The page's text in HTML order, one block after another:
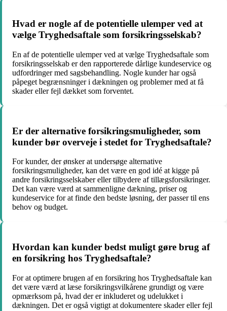
Hvad er nogle af de potentielle ulemper ved at
vælge Tryghedsaftale som forsikringsselskab?
En af de potentielle ulemper ved at vælge Tryghedsaftale som
forsikringsselskab er den rapporterede dårlige kundeservice og
udfordringer med sagsbehandling. Nogle kunder har også
påpeget begrænsninger i dækningen og problemer med at få
skader eller fejl dækket som forventet.
Er der alternative forsikringsmuligheder, som
kunder bør overveje i stedet for Tryghedsaftale?
For kunder, der ønsker at undersøge alternative
forsikringsmuligheder, kan det være en god idé at kigge på
andre forsikringsselskaber eller tilbydere af tillægsforsikringer.
Det kan være værd at sammenligne dækning, priser og
kundeservice for at finde den bedste løsning, der passer til ens
behov og budget.
Hvordan kan kunder bedst muligt gøre brug af
en forsikring hos Tryghedsaftale?
For at optimere brugen af en forsikring hos Tryghedsaftale kan
det være værd at læse forsikringsvilkårene grundigt og være
opmærksom på, hvad der er inkluderet og udelukket i
dækningen. Det er også vigtigt at dokumentere skader eller fejl